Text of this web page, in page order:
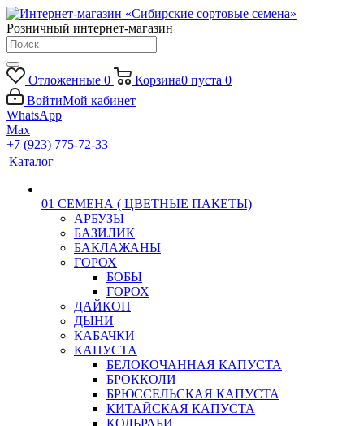
Розничный интернет-магазин
Отложенные 0 Корзина0 пуста 0
ВойтиМой кабинет
WhatsApp
Max
+7 (923) 775-72-33
Каталог
01 СЕМЕНА ( ЦВЕТНЫЕ ПАКЕТЫ)
АРБУЗЫ
БАЗИЛИК
БАКЛАЖАНЫ
ГОРОХ
БОБЫ
ГОРОХ
ДАЙКОН
ДЫНИ
КАБАЧКИ
КАПУСТА
БЕЛОКОЧАННАЯ КАПУСТА
БРОККОЛИ
БРЮССЕЛЬСКАЯ КАПУСТА
КИТАЙСКАЯ КАПУСТА
КОЛЬРАБИ